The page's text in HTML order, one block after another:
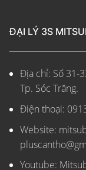
ĐẠI LÝ 3S
Địa chỉ: Số 31-
Tp. Sóc Trăng.
Điện thoại:
Website:
Youtube: